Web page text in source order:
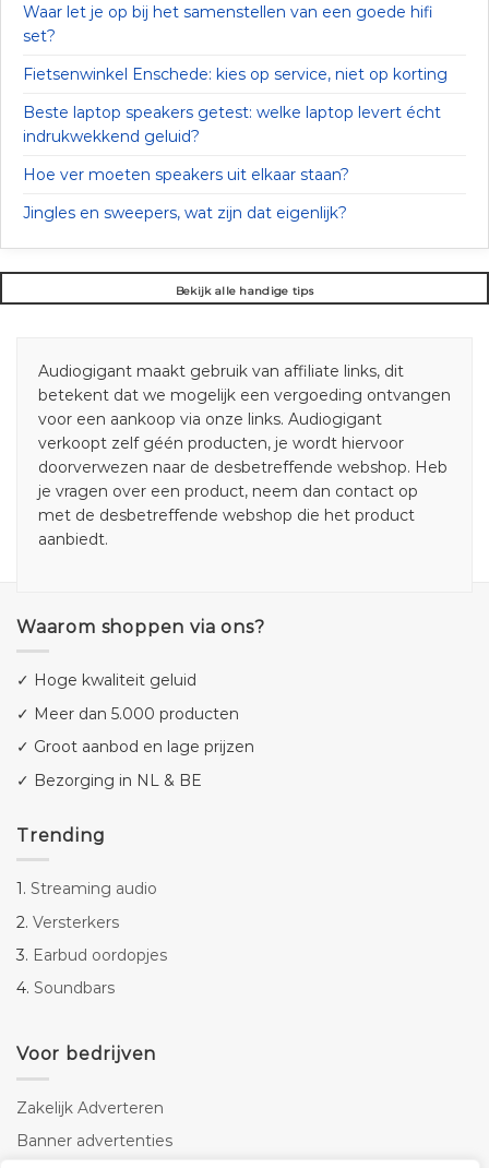
Waar let je op bij het samenstellen van een goede hifi
set?
Fietsenwinkel Enschede: kies op service, niet op korting
Beste laptop speakers getest: welke laptop levert écht
indrukwekkend geluid?
Hoe ver moeten speakers uit elkaar staan?
Jingles en sweepers, wat zijn dat eigenlijk?
Bekijk alle handige tips
Audiogigant maakt gebruik van affiliate links, dit
betekent dat we mogelijk een vergoeding ontvangen
voor een aankoop via onze links. Audiogigant
verkoopt zelf géén producten, je wordt hiervoor
doorverwezen naar de desbetreffende webshop. Heb
je vragen over een product, neem dan contact op
met de desbetreffende webshop die het product
aanbiedt.
Waarom shoppen via ons?
✓ Hoge kwaliteit geluid
✓ Meer dan 5.000 producten
✓ Groot aanbod en lage prijzen
✓ Bezorging in NL & BE
Trending
1. Streaming audio
2. Versterkers
3. Earbud oordopjes
4. Soundbars
Voor bedrijven
Zakelijk Adverteren
Banner advertenties